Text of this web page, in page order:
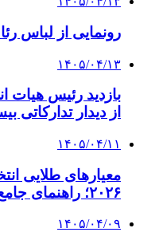
رونمایی از لباس رئال مادرید
۱۴۰۵/۰۴/۱۳
بازدید رئیس هیات
از دیدار تدارکاتی
۱۴۰۵/۰۴/۱۱
معیارهای طلایی
۲۰۲۶؛ راهنمای جامع تریدرهای حرفه‌ای
۱۴۰۵/۰۴/۰۹